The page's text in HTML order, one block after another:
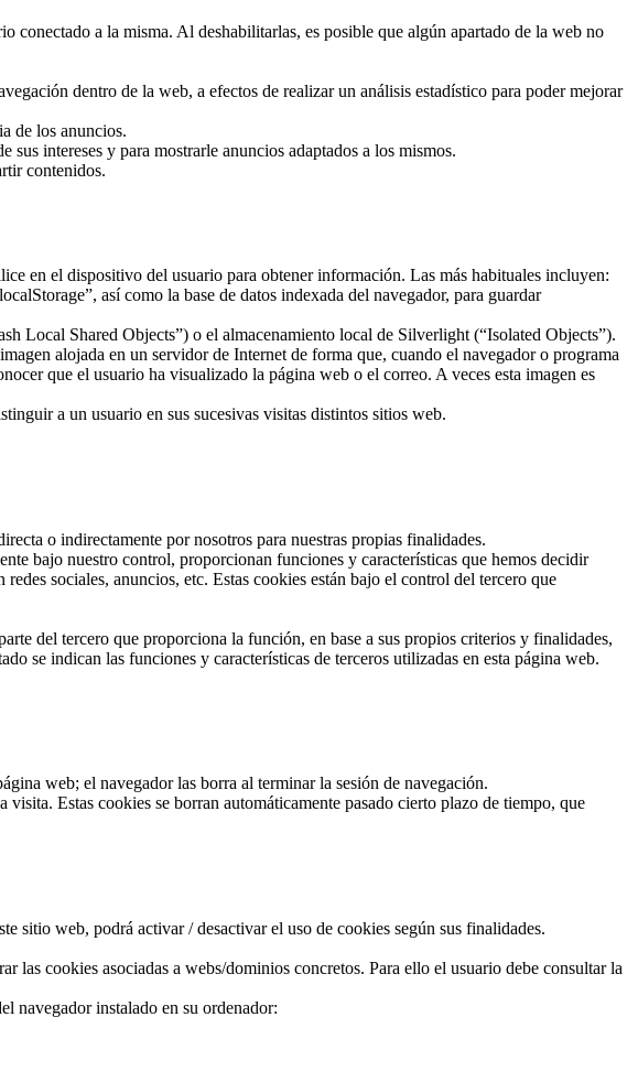
conectado a la misma. Al deshabilitarlas, es posible que algún apartado de la web no
dentro de la web, a efectos de realizar un análisis estadístico para poder mejorar
de los anuncios.
intereses y para mostrarle anuncios adaptados a los mismos.
contenidos.
en el dispositivo del usuario para obtener información. Las más habituales incluyen:
así como la base de datos indexada del navegador, para guardar
Local Shared Objects”) o el almacenamiento local de Silverlight (“Isolated Objects”).
alojada en un servidor de Internet de forma que, cuando el navegador o programa
que el usuario ha visualizado la página web o el correo. A veces esta imagen es
a un usuario en sus sucesivas visitas distintos sitios web.
o indirectamente por nosotros para nuestras propias finalidades.
bajo nuestro control, proporcionan funciones y características que hemos decidir
sociales, anuncios, etc. Estas cookies están bajo el control del tercero que
del tercero que proporciona la función, en base a sus propios criterios y finalidades,
se indican las funciones y características de terceros utilizadas en esta página web.
web; el navegador las borra al terminar la sesión de navegación.
Estas cookies se borran automáticamente pasado cierto plazo de tiempo, que
sitio web, podrá activar / desactivar el uso de cookies según sus finalidades.
las cookies asociadas a webs/dominios concretos. Para ello el usuario debe consultar la
navegador instalado en su ordenador: